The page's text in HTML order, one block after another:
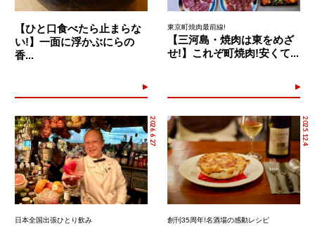
【ひと口食べたら止まらな
い!】一面に浮かぶにらの
香...
東京町焼肉最前線!
【三河島・焼肉は東をめざ
せ!】これぞ町焼肉!安くて...
2026.6.27
日本全国出張ひとり飲み
2025.12.4
創刊35周年!名酒場の感動レシピ